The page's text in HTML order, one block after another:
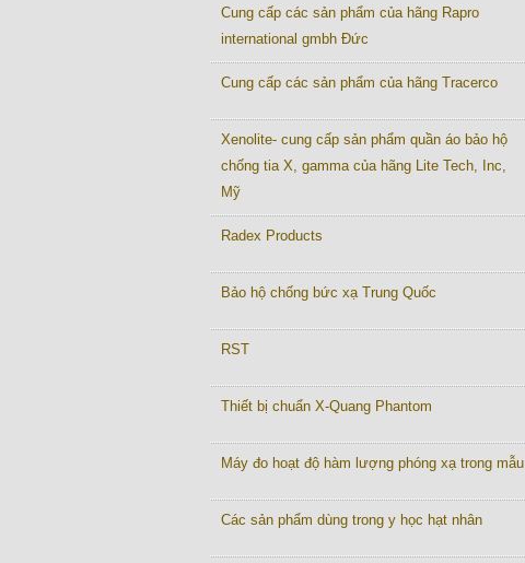
Cung cấp các sản phẩm của hãng Rapro
international gmbh Đức
Cung cấp các sản phẩm của hãng Tracerco
Xenolite- cung cấp sản phẩm quần áo bảo hộ
chống tia X, gamma của hãng Lite Tech, Inc,
Mỹ
Radex Products
Bảo hộ chống bức xạ Trung Quốc
RST
Thiết bị chuẩn X-Quang Phantom
Máy đo hoạt độ hàm lượng phóng xạ trong mẫu
Các sản phẩm dùng trong y học hạt nhân